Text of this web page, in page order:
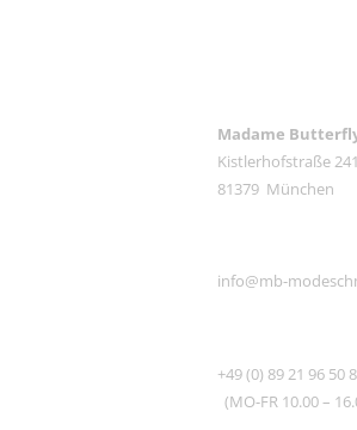
Madame
Kistlerhofstraße 241
81379 München
info@mb-
+49 (0) 89 21 96
(MO-FR 10.00 –